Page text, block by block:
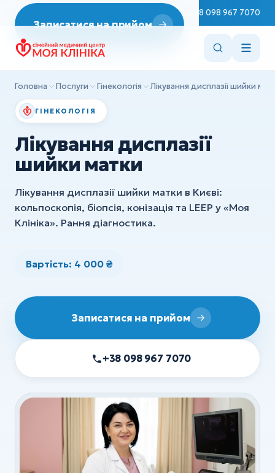
+38 098 967 7070
Неврологія
Врач Терапевт
Ендокринологія
Cтоматологія
Вакцинація
Консультації лікарів
ДІАГНОСТИКА
Всі послуги
ДІАГНОСТИКА
Эндоскопія
УЗД
ХІРУРГІЯ
Дитяча хірургія
Ортопедія та травматологія
Всі послуги
Записатися на прийом
Головна Послуги Гінекологія Лікування дисплазії шийки
ГІНЕКОЛОГІЯ
Лікування дисплазії
шийки матки
Лікування дисплазії шийки матки в Києві:
кольпоскопія, біопсія, конізація та LEEP у «Моя
Клініка». Рання діагностика.
Вартість: 4 000 ₴
Записатися на прийом
+38 098 967 7070